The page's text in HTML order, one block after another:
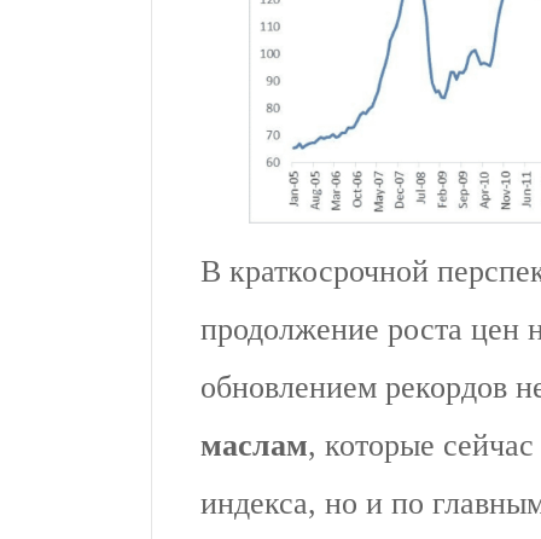
В краткосрочной
продолжение роста цен
обновлением рекордов
маслам, которые
индекса, но и по